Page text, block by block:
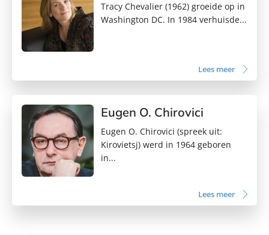
Tracy Chevalier (1962) groeide op in
Washington DC. In 1984 verhuisde...
Lees meer
Eugen O. Chirovici
Eugen O. Chirovici (spreek uit:
Kirovietsj) werd in 1964 geboren
in...
Lees meer